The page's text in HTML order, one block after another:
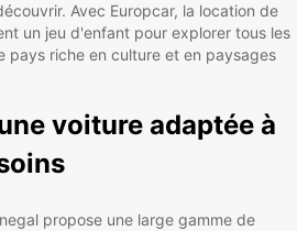
Avec Europcar, la location de
un jeu d'enfant pour explorer tous les
pays riche en culture et en paysages
voiture adaptée à
propose une large gamme de